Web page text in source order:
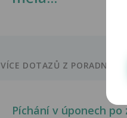
VÍCE DOTAZŮ Z PORADNY
Píchání v úponech po